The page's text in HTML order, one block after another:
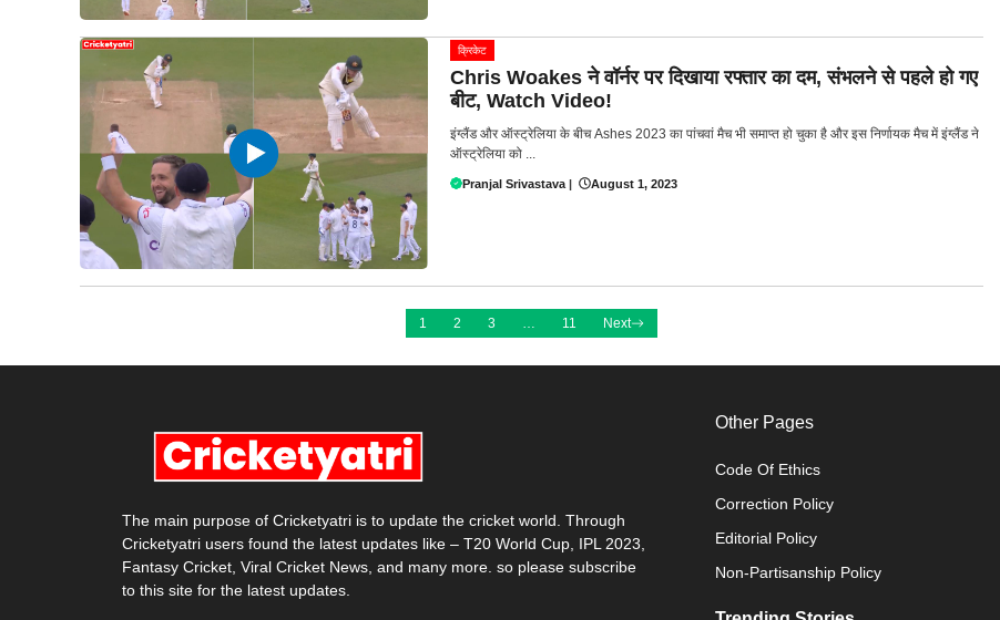
क्रिकेट
Chris Woakes ने वॉर्नर पर दिखाया रफ्तार का दम, संभलने से पहले हो गए
बीट, Watch Video!
इंग्लैंड और ऑस्ट्रेलिया के बीच Ashes 2023 का पांचवां मैच भी समाप्त हो चुका है और इस निर्णायक मैच में इंग्लैंड ने
ऑस्ट्रेलिया को ...
Pranjal Srivastava | August 1, 2023
1 2 3 … 11 Next
The main purpose of Cricketyatri is to update the cricket world. Through
Cricketyatri users found the latest updates like – T20 World Cup, IPL 2023,
Fantasy Cricket, Viral Cricket News, and many more. so please subscribe
to this site for the latest updates.
Other Pages
Code Of Ethics
Correction Policy
Editorial Policy
Non-Partisanship Policy